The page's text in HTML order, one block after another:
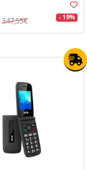
347,55€ - 19%